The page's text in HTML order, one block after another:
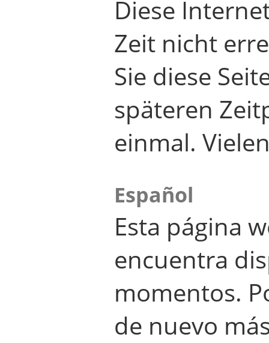
Diese
Zeit nicht
Sie diese
späteren
einmal.
Español
Esta página
encuentra
momentos.
de nuevo